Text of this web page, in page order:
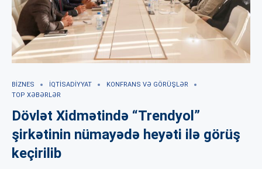
BIZNES İQTISADIYYAT
KONFRANS VƏ GÖRÜŞLƏR
TOP XƏBƏRLƏR
Dövlət Xidmətində “Trendyol”
şirkətinin nümayədə heyəti ilə görüş
keçirilib